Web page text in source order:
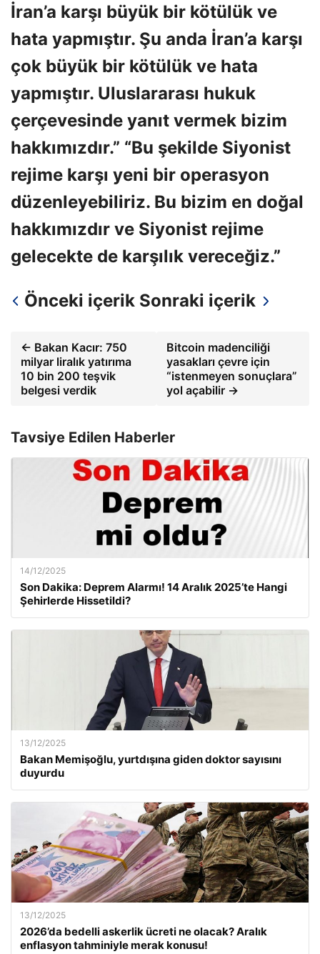
İran’a karşı büyük bir kötülük ve
hata yapmıştır. Şu anda İran’a karşı
çok büyük bir kötülük ve hata
yapmıştır. Uluslararası hukuk
çerçevesinde yanıt vermek bizim
hakkımızdır.” “Bu şekilde Siyonist
rejime karşı yeni bir operasyon
düzenleyebiliriz. Bu bizim en doğal
hakkımızdır ve Siyonist rejime
gelecekte de karşılık vereceğiz.”
Önceki içerik Sonraki içerik
← Bakan Kacır: 750
milyar liralık yatırıma
10 bin 200 teşvik
belgesi verdik
Bitcoin madenciliği
yasakları çevre için
“istenmeyen sonuçlara”
yol açabilir →
Tavsiye Edilen Haberler
14/12/2025
Son Dakika: Deprem Alarmı! 14 Aralık 2025’te Hangi
Şehirlerde Hissetildi?
13/12/2025
Bakan Memişoğlu, yurtdışına giden doktor sayısını
duyurdu
13/12/2025
2026’da bedelli askerlik ücreti ne olacak? Aralık
enflasyon tahminiyle merak konusu!